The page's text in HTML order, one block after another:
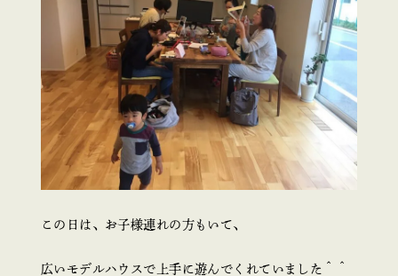
この日は、お子様連れの方もいて、
広いモデルハウスで上手に遊んでくれていました＾＾